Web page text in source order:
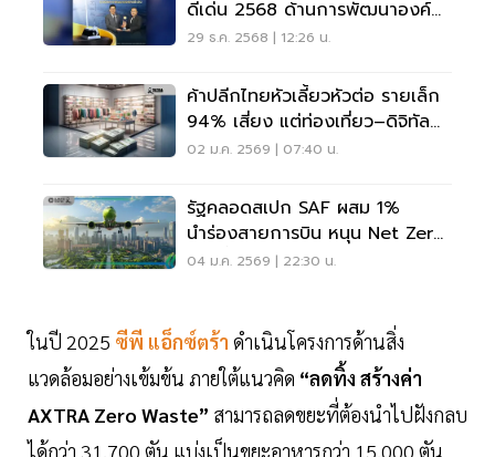
ดีเด่น 2568 ด้านการพัฒนาองค์กร
ผลงานชัด เติบโตต่อเนื่อง พัฒนาสู่
29 ธ.ค. 2568 | 12:26 น.
ค้าปลีกไทยหัวเลี้ยวหัวต่อ รายเล็ก
94% เสี่ยง แต่ท่องเที่ยว–ดิจิทัล
ยังหนุน
02 ม.ค. 2569 | 07:40 น.
รัฐคลอดสเปก SAF ผสม 1%
นำร่องสายการบิน หนุน Net Zero
มีผลตั้งแต่ 1 ม.ค. 2569
04 ม.ค. 2569 | 22:30 น.
ในปี 2025 ซีพี แอ็กซ์ตร้า ดำเนินโครงการด้านสิ่ง
แวดล้อมอย่างเข้มข้น ภายใต้แนวคิด “ลดทิ้ง สร้างค่า
AXTRA Zero Waste” สามารถลดขยะที่ต้องนำไปฝังกลบ
ได้กว่า 31,700 ตัน แบ่งเป็นขยะอาหารกว่า 15,000 ตัน